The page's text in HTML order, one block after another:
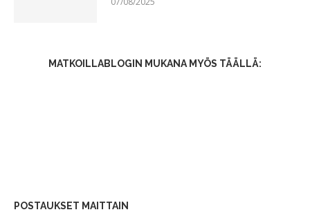
MATKOILLABLOGIN MUKANA MYÖS TÄÄLLÄ:
POSTAUKSET MAITTAIN